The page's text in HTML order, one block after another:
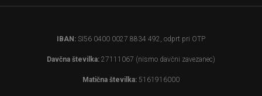
IBAN: SI56 0400 0027 8834 492, odprt pri OTP
Davčna številka: 27111067 (nismo davčni zavezanec)
Matična številka: 5161916000